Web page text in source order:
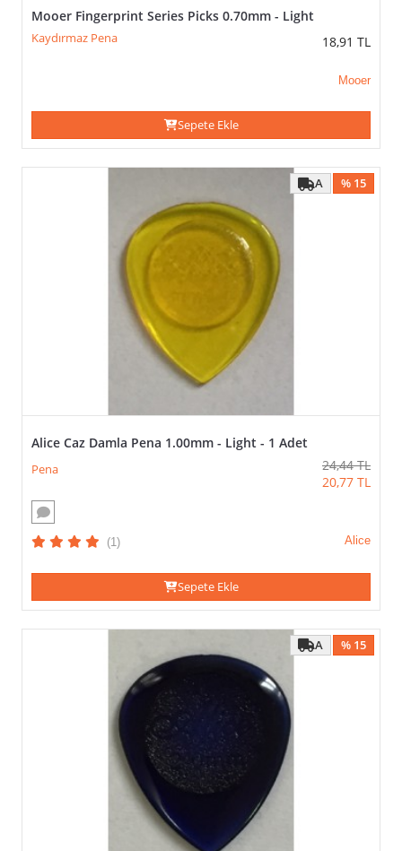
0.85mm
0.94mm
1.00mm
1.14mm
2.50mm
2.60mm
3.20mm
3.50mm
4.00mm
GÖRSEL
Mooer Fingerprint Series Picks 0.70mm - Light
Kaydırmaz Pena 18,91 TL
Mooer
Sepete Ekle
% 15
A
Alice Caz Damla Pena 1.00mm - Light - 1 Adet
Pena 24,44 TL
20,77 TL
(1) Alice
Sepete Ekle
% 15
A